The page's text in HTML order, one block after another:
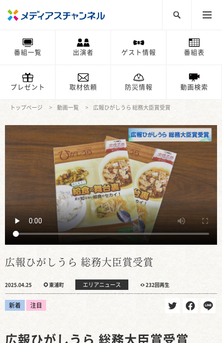
番組一覧 出演者 ゲスト情報 番組表
プレゼント 取材依頼 防災情報 動画検索
トップページ 動画一覧 広報ひがしうら 総務大臣賞受賞
広報ひがしうら 総務大臣賞受賞
2025.04.25 東浦町 エリアニュース 232回再生
新着 注目
広報ひがしうら 総務大臣賞受賞